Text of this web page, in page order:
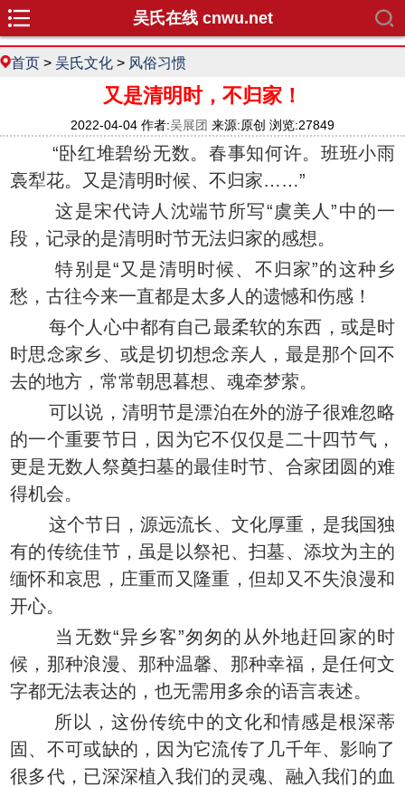
吴氏在线 cnwu.net
首页 > 吴氏文化 > 风俗习惯
又是清明时，不归家！
2022-04-04 作者:吴展团 来源:原创 浏览:27849
“卧红堆碧纷无数。春事知何许。班班小雨
裛犁花。又是清明时候、不归家……”
这是宋代诗人沈端节所写“虞美人”中的一
段，记录的是清明时节无法归家的感想。
特别是“又是清明时候、不归家”的这种乡
愁，古往今来一直都是太多人的遗憾和伤感！
每个人心中都有自己最柔软的东西，或是时
时思念家乡、或是切切想念亲人，最是那个回不
去的地方，常常朝思暮想、魂牵梦萦。
可以说，清明节是漂泊在外的游子很难忽略
的一个重要节日，因为它不仅仅是二十四节气，
更是无数人祭奠扫墓的最佳时节、合家团圆的难
得机会。
这个节日，源远流长、文化厚重，是我国独
有的传统佳节，虽是以祭祀、扫墓、添坟为主的
缅怀和哀思，庄重而又隆重，但却又不失浪漫和
开心。
当无数“异乡客”匆匆的从外地赶回家的时
候，那种浪漫、那种温馨、那种幸福，是任何文
字都无法表达的，也无需用多余的语言表述。
所以，这份传统中的文化和情感是根深蒂
固、不可或缺的，因为它流传了几千年、影响了
很多代，已深深植入我们的灵魂、融入我们的血